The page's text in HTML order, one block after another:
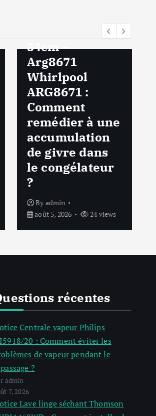
54cm –
Arg8671
Whirlpool
ARG8671 :
Comment
remédier à une
accumulation
de givre dans
le congélateur
?
By admin
août 5, 2026
24 views
récentes
Centrale vapeur Philips
20 : Comment éviter les
de vapeur pendant le
?
admin
7, 2026
Lave linge séchant Thomson